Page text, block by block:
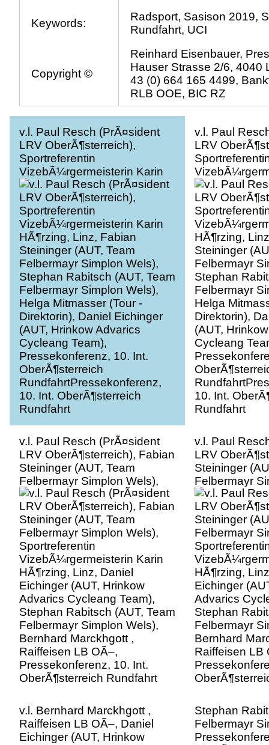
Keywords:
Radsport, Sasison 2019,
Rundfahrt, UCI
Copyright ©
Reinhard Eisenbauer,
Hauser Strasse 2/6, 4040
43 (0) 664 165 4499,
RLB OOE, BIC RZ
v.l. Paul Resch (PrÃ¤sident
LRV OberÃ¶sterreich),
Sportreferentin
VizebÃ¼rgermeisterin Karin
HÃ¶rzing, Linz, Fabian
Steininger (AUT, Team
Felbermayr Simplon Wels),
Stephan Rabitsch (AUT, Team
Felbermayr Simplon Wels),
Helga Mitmasser (Tour -
Direktorin), Daniel Eichinger
(AUT, Hrinkow Advarics
Cycleang Team),
Pressekonferenz, 10. Int.
OberÃ¶sterreich
RundfahrtPressekonferenz,
10. Int. OberÃ¶sterreich
Rundfahrt
v.l. Paul
LRV
HÃ¶rzing,
Steininger
Felbermayr
Stephan
Felbermayr
Helga
Direktorin),
(AUT,
Cycleang
10. Int.
Rundfahrt
v.l. Paul Resch (PrÃ¤sident
LRV OberÃ¶sterreich), Fabian
Steininger (AUT, Team
Felbermayr Simplon Wels),
Sportreferentin
VizebÃ¼rgermeisterin Karin
HÃ¶rzing, Linz, Daniel
Eichinger (AUT, Hrinkow
Advarics Cycleang Team),
Stephan Rabitsch (AUT, Team
Felbermayr Simplon Wels),
Bernhard Marckhgott ,
Raiffeisen LB OÃ–,
Pressekonferenz, 10. Int.
OberÃ¶sterreich Rundfahrt
v.l. Paul
LRV
Steininger
Felbermayr
HÃ¶rzing,
Eichinger
Advarics
Stephan
Felbermayr
Bernhard
Raiffeisen LB
v.l. Bernhard Marckhgott ,
Raiffeisen LB OÃ–, Daniel
Eichinger (AUT, Hrinkow
Stephan
Felbermayr